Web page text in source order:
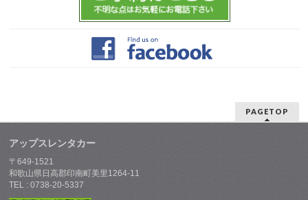
PAGETOP
アップスレンタカー
〒649-1521
和歌山県日高郡印南町美里1264-11
TEL : 0738-20-5337